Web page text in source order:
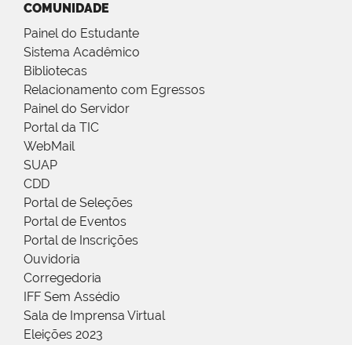
COMUNIDADE
Painel do Estudante
Sistema Acadêmico
Bibliotecas
Relacionamento com Egressos
Painel do Servidor
Portal da TIC
WebMail
SUAP
CDD
Portal de Seleções
Portal de Eventos
Portal de Inscrições
Ouvidoria
Corregedoria
IFF Sem Assédio
Sala de Imprensa Virtual
Eleições 2023